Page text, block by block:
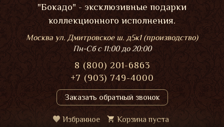
"Бокадо" - эксклюзивные подарки
коллекционного исполнения.
Москва ул. Дмитровское ш. д5к1 (производство)
Пн-Сбс 11:00 до 20:00
8 (800) 201-6863
+7 (903) 749-4000
Заказать обратный звонок
Избранное Корзина пуста